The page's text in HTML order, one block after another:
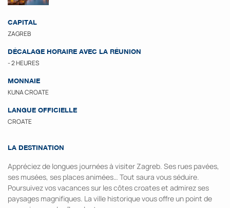
CAPITAL
ZAGREB
DÉCALAGE HORAIRE AVEC LA RÉUNION
- 2 HEURES
MONNAIE
KUNA CROATE
LANGUE OFFICIELLE
CROATE
LA DESTINATION
Appréciez de longues journées à visiter Zagreb. Ses rues pavées,
ses musées, ses places animées… Tout saura vous séduire.
Poursuivez vos vacances sur les côtes croates et admirez ses
paysages magnifiques. La ville historique vous offre un point de